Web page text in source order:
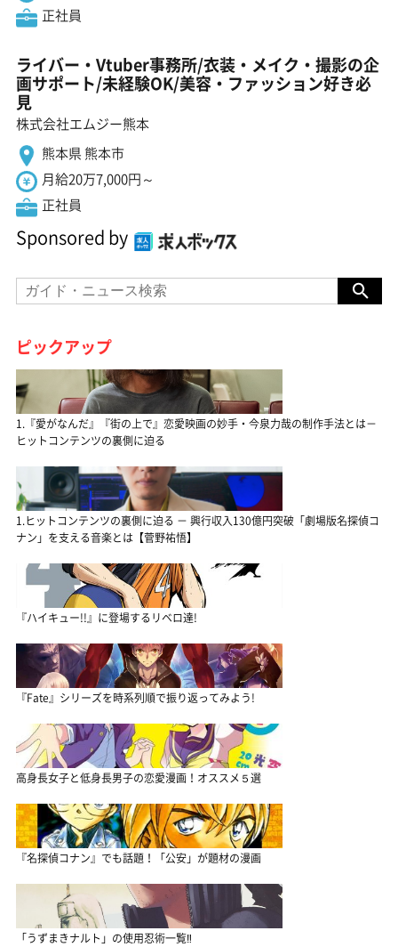
正社員
ライバー・Vtuber事務所/衣装・メイク・撮影の企
画サポート/未経験OK/美容・ファッション好き必
見
株式会社エムジー熊本
熊本県 熊本市
月給20万7,000円～
正社員
Sponsored by
ピックアップ
1.『愛がなんだ』『街の上で』恋愛映画の妙手・今泉力哉の制作手法とは－
ヒットコンテンツの裏側に迫る
1.ヒットコンテンツの裏側に迫る － 興行収入130億円突破「劇場版名探偵コ
ナン」を支える音楽とは【菅野祐悟】
『ハイキュー!!』に登場するリベロ達!
『Fate』シリーズを時系列順で振り返ってみよう!
高身長女子と低身長男子の恋愛漫画！オススメ５選
『名探偵コナン』でも話題！「公安」が題材の漫画
「うずまきナルト」の使用忍術一覧‼